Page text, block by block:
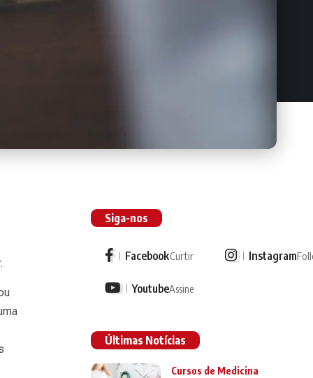
Siga-nos
FacebookCurtir Instagram
YoutubeAssine
Últimas Notícias
Cursos de Medicina